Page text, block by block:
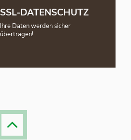
SSL-DATENSCHUTZ
Ihre Daten werden sicher
übertragen!